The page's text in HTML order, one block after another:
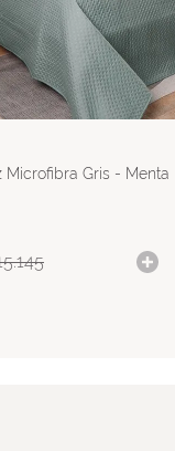
Microfibra Gris - Menta
.145